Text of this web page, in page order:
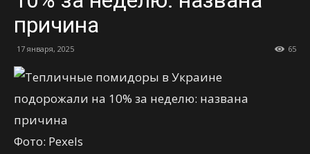
причина
17 января, 2025 65
Фото: Pexels